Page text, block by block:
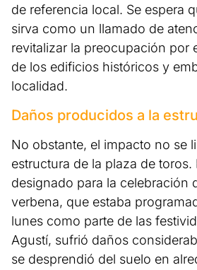
de referencia local. Se espera
sirva como un llamado de
revitalizar la preocupación por
de los edificios históricos y
localidad.
Daños producidos a la
No obstante, el impacto no se
estructura de la plaza de toros.
designado para la celebración
verbena, que estaba
lunes como parte de las
Agustí, sufrió daños
se desprendió del suelo en